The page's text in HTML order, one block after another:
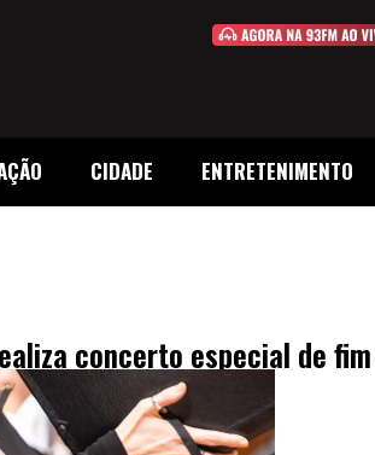
CIDADE ENTRETENIMENTO
concerto especial de